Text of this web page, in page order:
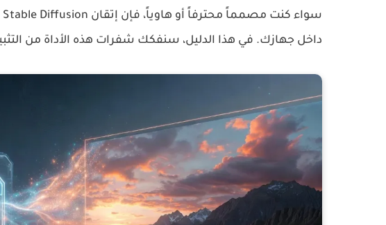
داخل جهازك. في هذا الدليل، سنفكك شفرات هذه الأداة من